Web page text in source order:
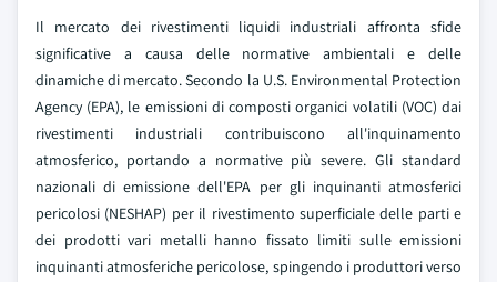
Il mercato dei rivestimenti liquidi industriali affronta sfide
significative a causa delle normative ambientali e delle
dinamiche di mercato. Secondo la U.S. Environmental Protection
Agency (EPA), le emissioni di composti organici volatili (VOC) dai
rivestimenti industriali contribuiscono all'inquinamento
atmosferico, portando a normative più severe. Gli standard
nazionali di emissione dell'EPA per gli inquinanti atmosferici
pericolosi (NESHAP) per il rivestimento superficiale delle parti e
dei prodotti vari metalli hanno fissato limiti sulle emissioni
inquinanti atmosferiche pericolose, spingendo i produttori verso